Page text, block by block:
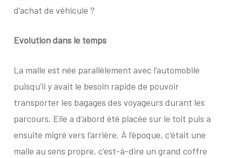
d’achat de véhicule ?
Evolution dans le temps
La malle est née parallèlement avec l’automobile
puisqu’il y avait le besoin rapide de pouvoir
transporter les bagages des voyageurs durant les
parcours. Elle a d’abord été placée sur le toit puis a
ensuite migré vers l’arrière. À l’époque, c’était une
malle au sens propre, c’est-à-dire un grand coffre